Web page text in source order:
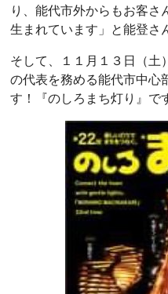
り、能代市外からもお客
生まれています」と能登さ
そして、１１月１３日（土
の代表を務める能代市中心
す！『のしろまち灯り』で